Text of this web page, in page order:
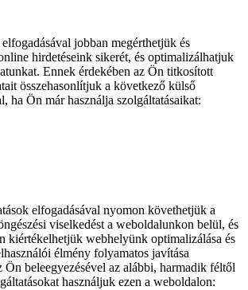
jobban megérthetjük és
hirdetéseink sikerét, és optimalizálhatjuk
Ennek érdekében az Ön titkosított
összehasonlítjuk a következő külső
ha Ön már használja szolgáltatásaikat:
elfogadásával nyomon követhetjük a
viselkedést a weboldalunkon belül, és
kiértékelhetjük webhelyünk optimalizálása és
élmény folyamatos javítása
Ön beleegyezésével az alábbi, harmadik féltől
használjuk ezen a weboldalon: